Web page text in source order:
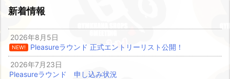
新着情報
2026年8月5日
NEW!
Pleasureラウンド 正式エントリーリスト公開！
2026年7月23日
Pleasureラウンド 申し込み状況